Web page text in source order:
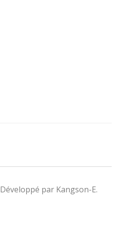
Développé par Kangson-E.